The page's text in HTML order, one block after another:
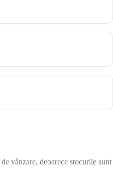
vânzare, deoarece stocurile sunt